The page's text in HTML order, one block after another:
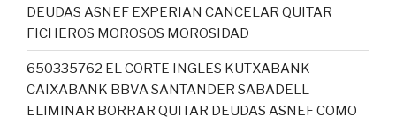
DEUDAS ASNEF EXPERIAN CANCELAR QUITAR
FICHEROS MOROSOS MOROSIDAD
650335762 EL CORTE INGLES KUTXABANK
CAIXABANK BBVA SANTANDER SABADELL
ELIMINAR BORRAR QUITAR DEUDAS ASNEF COMO